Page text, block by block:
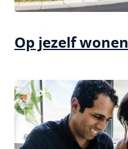
Op jezelf wonen